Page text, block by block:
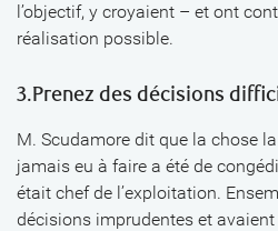
l’objectif, y croyaient – et ont
réalisation possible.
3.Prenez des décisions
M. Scudamore dit que la chose
jamais eu à faire a été de
était chef de l’exploitation.
décisions imprudentes et avaient